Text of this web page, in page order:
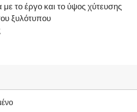
το έργο και το ύψος χύτευσης
ξυλότυπου